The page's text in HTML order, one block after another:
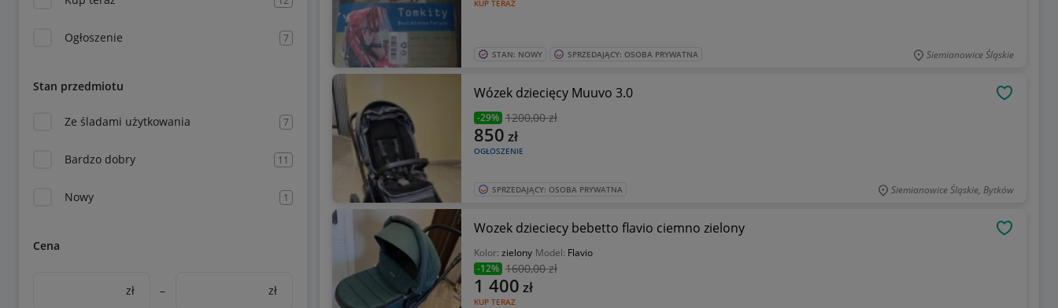
Ogłoszenie 7
Stan przedmiotu
Ze śladami użytkowania 7
Bardzo dobry 11
Nowy 1
Cena
zł – zł
KUP TERAZ
STAN: NOWY SPRZEDAJĄCY: OSOBA PRYWATNA Siemianowice Śląskie
Wózek dziecięcy Muuvo 3.0
-29% 1200,00 zł
OGŁOSZENIE
850 zł
SPRZEDAJĄCY: OSOBA PRYWATNA Siemianowice Śląskie, Bytków
Wozek dzieciecy bebetto flavio ciemno zielony
Kolor: zielony Model: Flavio
-12% 1600,00 zł
KUP TERAZ
1 400 zł